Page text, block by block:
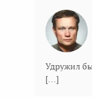
Удружил
[…]